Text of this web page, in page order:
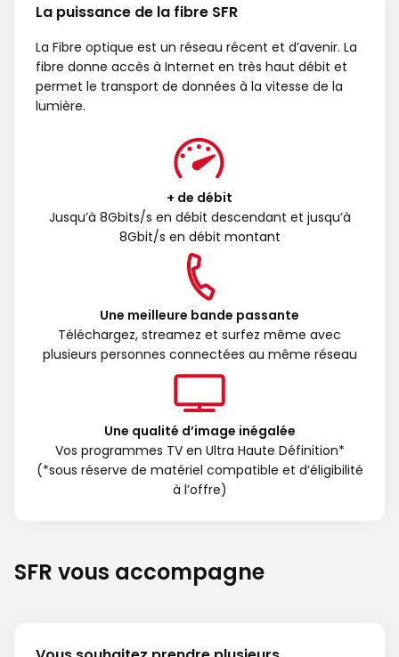
La puissance de la fibre SFR
La Fibre optique est un réseau récent et d’avenir. La
fibre donne accès à Internet en très haut débit et
permet le transport de données à la vitesse de la
lumière.
+ de débit
Jusqu’à 8Gbits/s en débit descendant et jusqu’à
8Gbit/s en débit montant
Une meilleure bande passante
Téléchargez, streamez et surfez même avec
plusieurs personnes connectées au même réseau
Une qualité d’image inégalée
Vos programmes TV en Ultra Haute Définition*
(*sous réserve de matériel compatible et d’éligibilité
à l’offre)
SFR vous accompagne